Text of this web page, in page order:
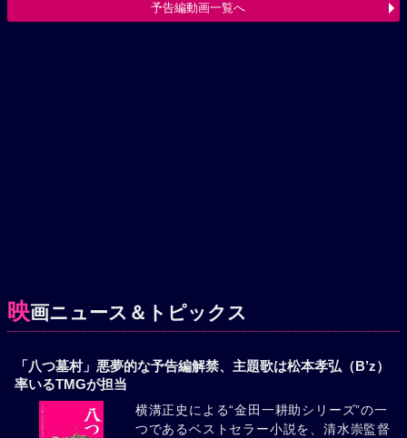
予告編動画一覧へ
映画ニュース＆トピックス
「八つ墓村」悪夢的な予告編解禁、主題歌は松本孝弘（B’z）
率いるTMGが担当
横溝正史による“金田一耕助シリーズ”の一
つであるベストセラー小説を、清水崇監督